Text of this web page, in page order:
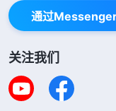
的道路、人该怎样
索点人生的真实
一遭。再一方面
命，这才是最要紧
本分、责任，起
通过
关注我们